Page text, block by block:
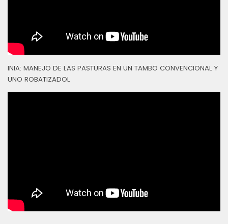
INIA: MANEJO DE LAS PASTURAS EN UN TAMBO CONVENCIONAL Y
UNO ROBATIZADOL